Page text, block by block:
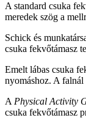
A standard csuka
meredek szög a
Schick és
csuka fekvőtámasz
Emelt lábas csuka
nyomáshoz. A falnál
A Physical Activity
csuka fekvőtámasz